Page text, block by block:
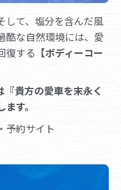
して、塩分を含んだ風
酷な自然環境には、愛
復する 【ボディーコー
『貴方の愛車を末永く
す。
予約サイト